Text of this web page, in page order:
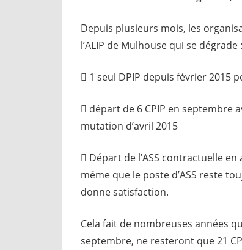
Depuis plusieurs mois, les
l’ALIP de Mulhouse qui se dégrade :
 1 seul DPIP depuis février 2015
 départ de 6 CPIP en septembre
mutation d’avril 2015
 Départ de l’ASS contractuelle
même que le poste d’ASS reste
donne satisfaction.
Cela fait de nombreuses années
septembre, ne resteront que 21